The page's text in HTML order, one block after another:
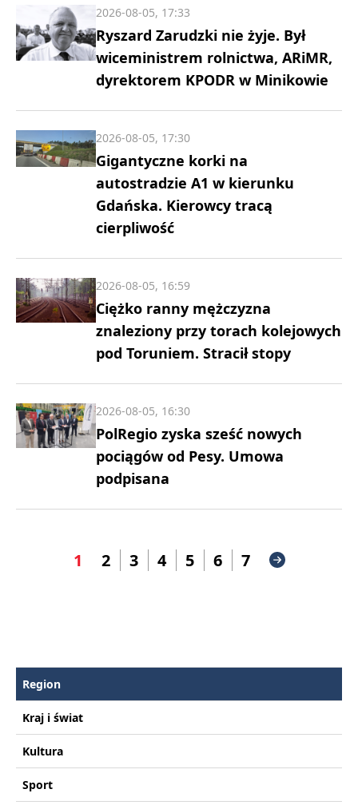
Ryszard Zarudzki nie żyje. Był
wiceministrem rolnictwa, ARiMR,
dyrektorem KPODR w Minikowie
2026-08-05, 17:33
Gigantyczne korki na
autostradzie A1 w kierunku
Gdańska. Kierowcy tracą
cierpliwość
2026-08-05, 17:30
Ciężko ranny mężczyzna
znaleziony przy torach kolejowych
pod Toruniem. Stracił stopy
2026-08-05, 16:59
PolRegio zyska sześć nowych
pociągów od Pesy. Umowa
podpisana
2026-08-05, 16:30
1 2 3 4 5 6 7
Region
Kraj i świat
Kultura
Sport